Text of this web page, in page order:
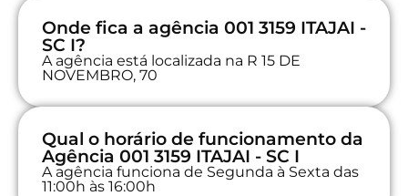
Onde fica a agência 001 3159 ITAJAI -
SC I?
A agência está localizada na R 15 DE
NOVEMBRO, 70
Qual o horário de funcionamento da
Agência 001 3159 ITAJAI - SC I
A agência funciona de Segunda à Sexta das
11:00h às 16:00h